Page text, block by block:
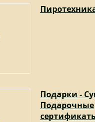
Подарки -
Подарочные